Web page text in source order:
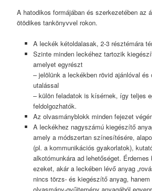
A hatodikos formájában és szerkezetében az
ötödikes tankönyvvel rokon.
A leckék kétoldalasak, 2-3 résztémára
Szinte minden leckéhez tartozik
amelyet egyrészt
– jelölünk a leckékben rövid ajánlóval és
utalással
– külön feladatok is kísérnek, így teljes
feldolgozhatók.
Az olvasmányblokk minden fejezet
A leckékhez nagyszámú kiegészítő
amely a módszertan színesítésére,
(pl. a kommunikációs gyakorlatok),
alkotómunkára ad lehetőséget. Érdemes
ezeket, akár a leckében lévő anyag
nincs törzs- és kiegészítő anyag, hanem